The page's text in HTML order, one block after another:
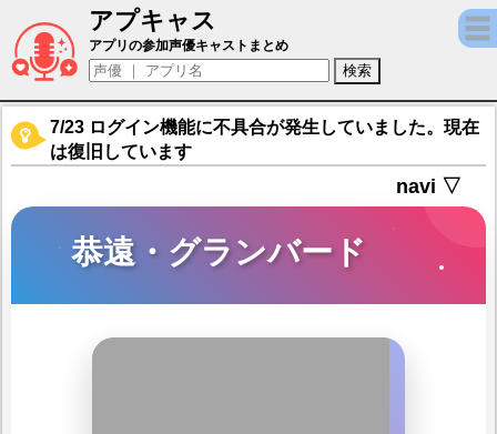
アプキャス
恭遠・グランバード（声優：千葉進歩)【千
アプリの参加声優キャストまとめ
7/23 ログイン機能に不具合が発生していました。現在
は復旧しています
navi ▽
恭遠・グランバード